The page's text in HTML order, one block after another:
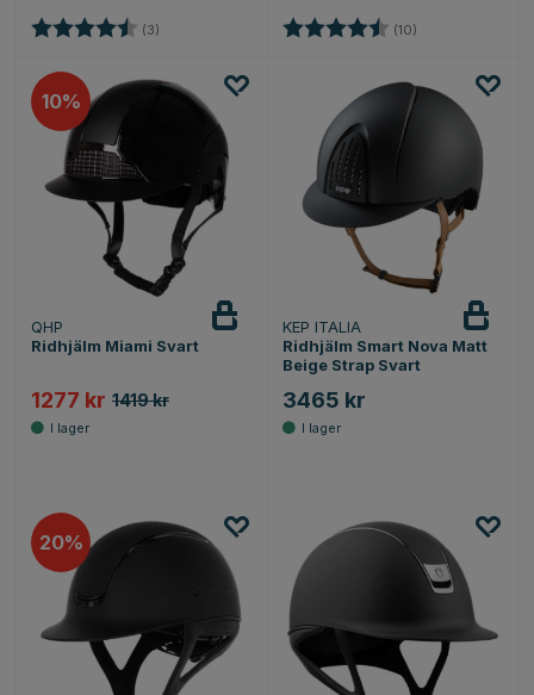
Betyg: (3) 4.3 utav 5 stjärnorBetyg: (10)
10
QHP
Ridhjälm Miami Svart
1277 kr 1419 kr
KEP ITALIA
Ridhjälm Smart Nova Matt
Beige Strap Svart
3465 kr
20